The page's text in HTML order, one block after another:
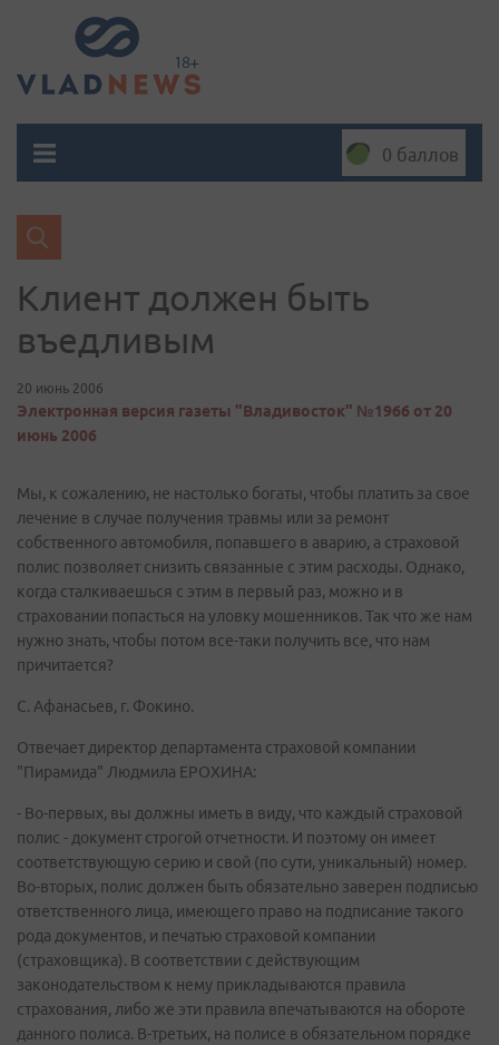
0 баллов
Клиент должен быть
въедливым
20 июнь 2006
Электронная версия газеты "Владивосток" №1966 от 20
июнь 2006
Мы, к сожалению, не настолько богаты, чтобы платить за свое
лечение в случае получения травмы или за ремонт
собственного автомобиля, попавшего в аварию, а страховой
полис позволяет снизить связанные с этим расходы. Однако,
когда сталкиваешься с этим в первый раз, можно и в
страховании попасться на уловку мошенников. Так что же нам
нужно знать, чтобы потом все-таки получить все, что нам
причитается?
С. Афанасьев, г. Фокино.
Отвечает директор департамента страховой компании
"Пирамида" Людмила ЕРОХИНА:
- Во-первых, вы должны иметь в виду, что каждый страховой
полис - документ строгой отчетности. И поэтому он имеет
соответствующую серию и свой (по сути, уникальный) номер.
Во-вторых, полис должен быть обязательно заверен подписью
ответственного лица, имеющего право на подписание такого
рода документов, и печатью страховой компании
(страховщика). В соответствии с действующим
законодательством к нему прикладываются правила
страхования, либо же эти правила впечатываются на обороте
данного полиса. В-третьих, на полисе в обязательном порядке